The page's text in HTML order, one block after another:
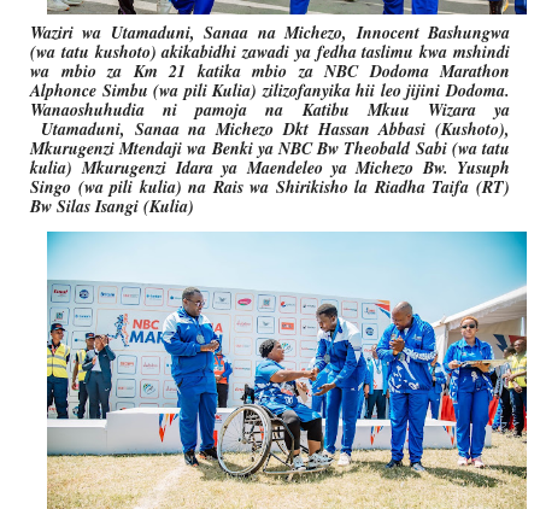
Waziri wa Utamaduni, Sanaa na Michezo, Innocent Bashungwa
(wa tatu kushoto) akikabidhi zawadi ya fedha taslimu kwa mshindi
wa mbio za Km 21 katika mbio za NBC Dodoma Marathon
Alphonce Simbu (wa pili Kulia) zilizofanyika hii leo jijini Dodoma.
Wanaoshuhudia ni pamoja na Katibu Mkuu Wizara ya
Utamaduni, Sanaa na Michezo Dkt Hassan Abbasi (Kushoto),
Mkurugenzi Mtendaji wa Benki ya NBC Bw Theobald Sabi (wa tatu
kulia) Mkurugenzi Idara ya Maendeleo ya Michezo Bw. Yusuph
Singo (wa pili kulia) na Rais wa Shirikisho la Riadha Taifa (RT)
Bw Silas Isangi (Kulia)